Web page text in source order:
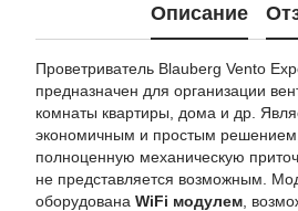
Описание
Проветриватель Blauberg Vento
предназначен для организации
комнаты квартиры, дома и др.
экономичным и простым решением,
полноценную механическую
не представляется возможным.
оборудована WiFi модулем ,